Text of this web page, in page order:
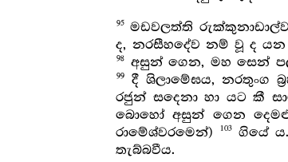
95 මඩවලත්ති
ද, නරසීහදේව නම් වූ ද
98 අසුන් ගෙන, මහ සෙන්
99 දී ශිලාමේඝය, නරතුංග
රජුන් සදෙනා හා යට කී
බොහෝ අසුන් ගෙන
රාමේශ්වරමෙන්)
103ගියේ ය.
තැබ්බවීය.